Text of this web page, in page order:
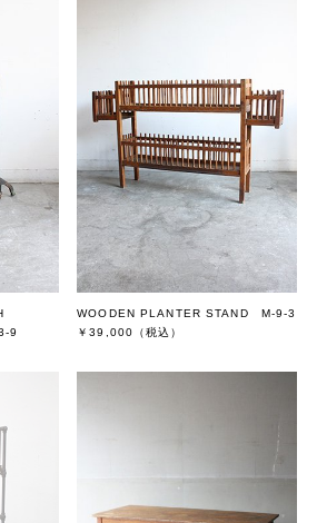
9
WOODEN PLANTER STAND M-9-3
￥39,000 （税込）